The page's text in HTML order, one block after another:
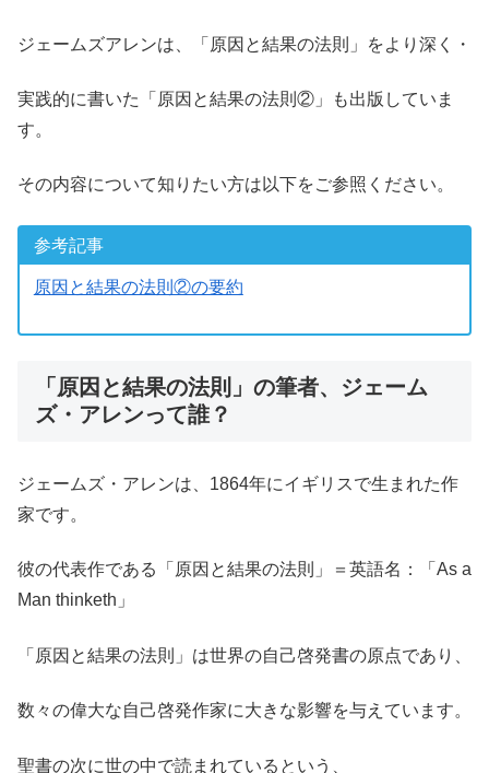
ジェームズアレンは、「原因と結果の法則」をより深く・
実践的に書いた「原因と結果の法則②」も出版していま
す。
その内容について知りたい方は以下をご参照ください。
参考記事
原因と結果の法則②の要約
「原因と結果の法則」の筆者、ジェーム
ズ・アレンって誰？
ジェームズ・アレンは、1864年にイギリスで生まれた作
家です。
彼の代表作である「原因と結果の法則」＝英語名：「As a
Man thinketh」
「原因と結果の法則」は世界の自己啓発書の原点であり、
数々の偉大な自己啓発作家に大きな影響を与えています。
聖書の次に世の中で読まれているという、